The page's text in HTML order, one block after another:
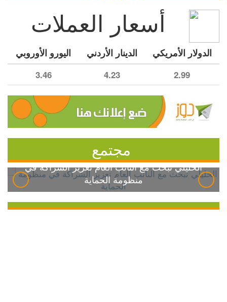
أسعار العملات
الدولار الأمريكي الدينار الأردني اليورو الأوروبي
2.99
4.23
3.46
مجتمع
الخليلي تبحث مع النائب العام تعزيز الشراكة في
منظومة الحماية